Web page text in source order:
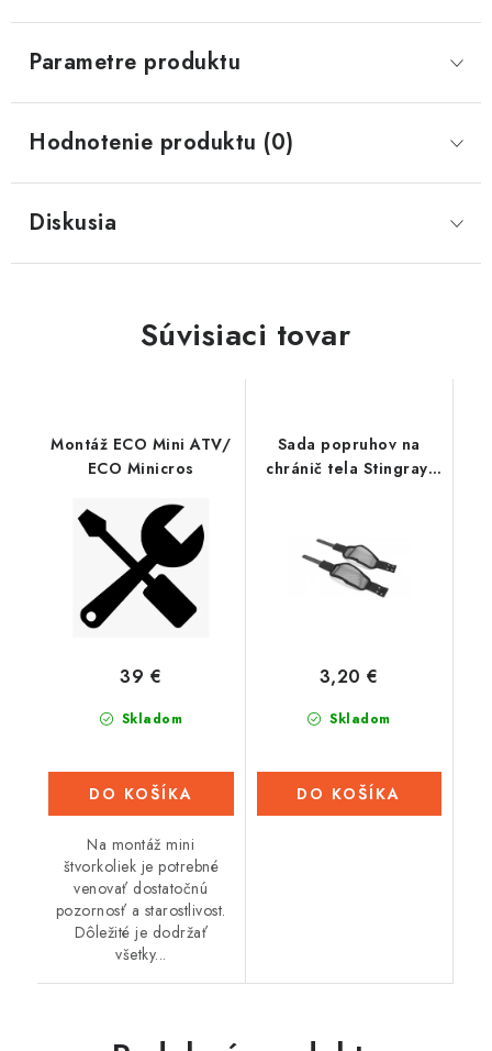
Parametre produktu
Hodnotenie produktu (0)
Diskusia
Súvisiaci tovar
Montáž ECO Mini ATV/
ECO Minicros
Skladom
39 €
DO KOŠÍKA
Na montáž mini
štvorkoliek je potrebné
venovať dostatočnú
pozornosť a starostlivost.
Dôležité je dodržať
všetky...
Sada popruhov na
chránič tela Stingray,
Skladom
3,20 €
DO KOŠÍKA